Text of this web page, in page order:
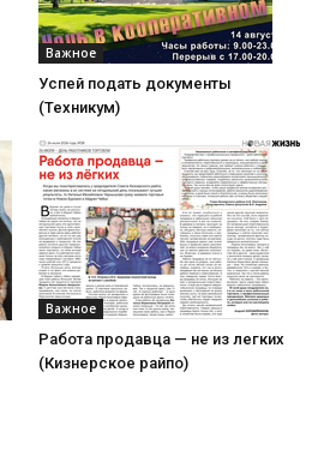
Важное
Успей подать документы
(Техникум)
Важное
Работа продавца — не из легких
(Кизнерское райпо)